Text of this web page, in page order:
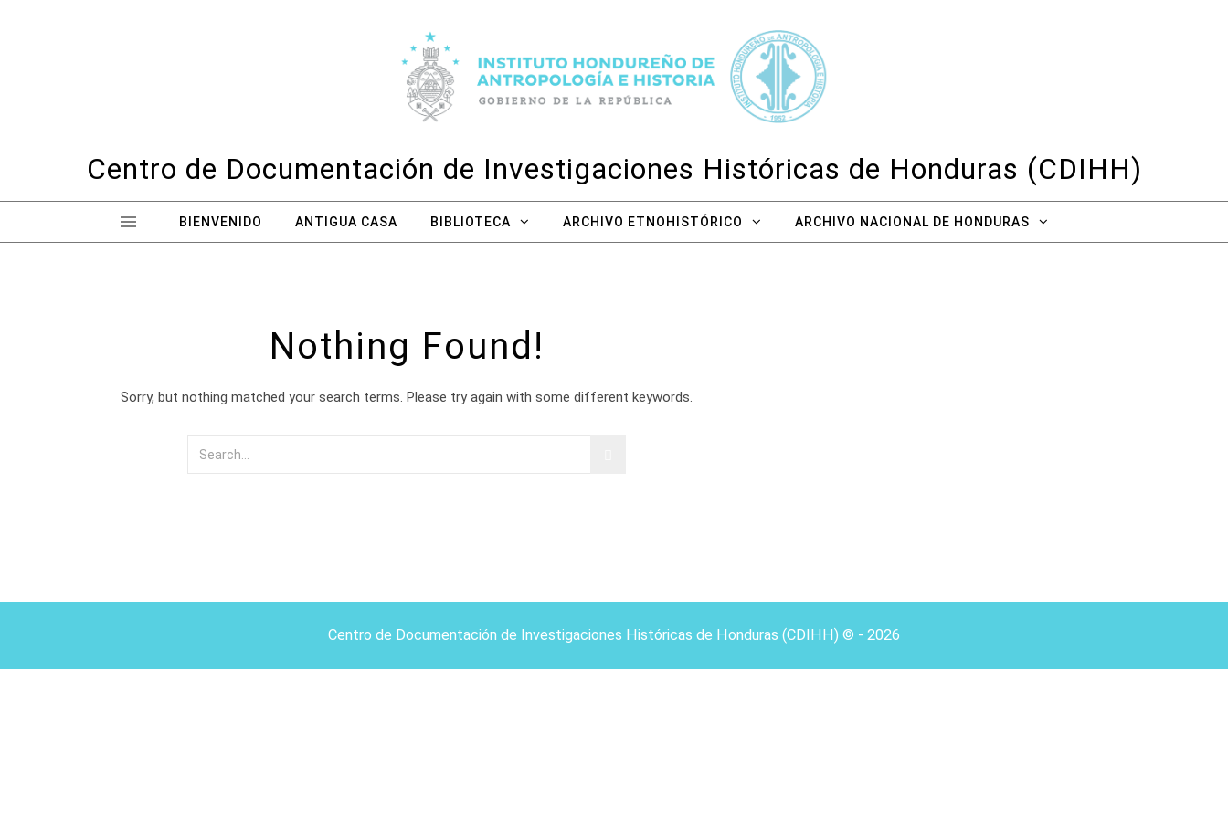
Centro de Documentación de Investigaciones Históricas de Honduras (CDIHH)
BIENVENIDO ANTIGUA CASA BIBLIOTECA ARCHIVO ETNOHISTÓRICO ARCHIVO NACIONAL DE HONDURAS
Nothing Found!
Sorry, but nothing matched your search terms. Please try again with some different keywords.
Centro de Documentación de Investigaciones Históricas de Honduras (CDIHH) © - 2026